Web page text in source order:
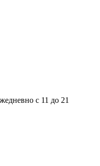
с 11 до 21